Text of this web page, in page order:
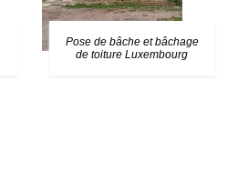
Pose de bâche et bâchage
de toiture Luxembourg